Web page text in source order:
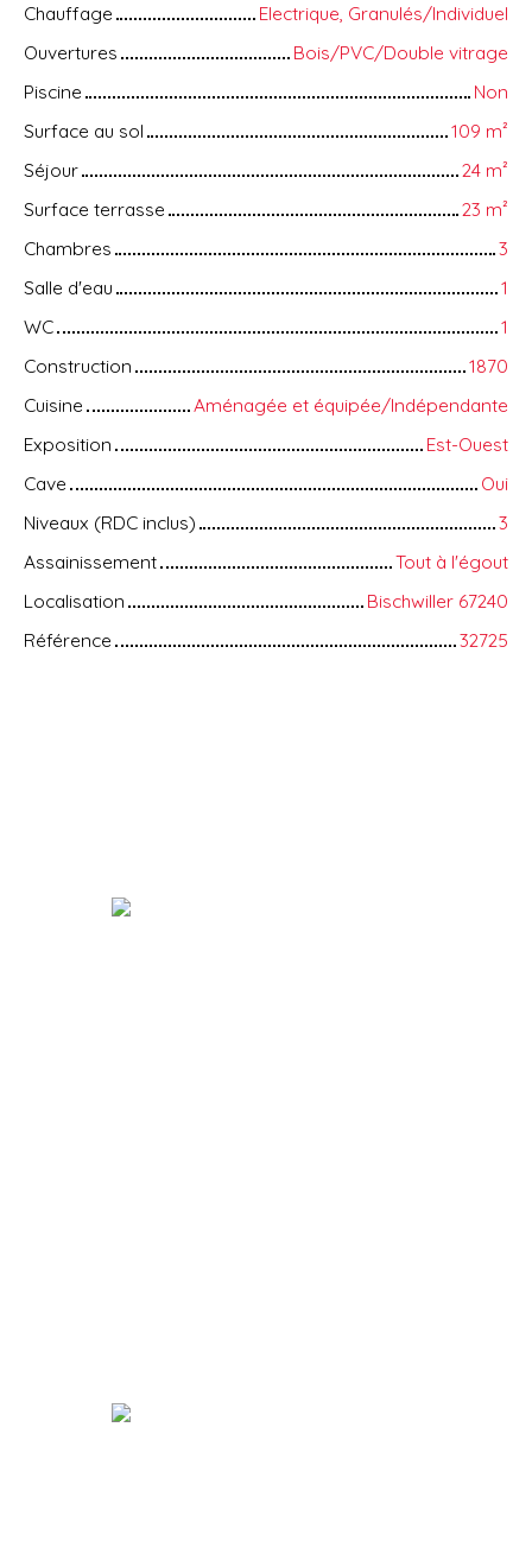
Chauffage
Electrique, Granulés/Individuel
Ouvertures
Bois/PVC/Double vitrage
Piscine
Non
Surface au sol
109 m²
Séjour
24 m²
Surface terrasse
23 m²
Chambres
3
Salle d'eau
1
WC
1
Construction
1870
Cuisine
Aménagée et équipée/Indépendante
Exposition
Est-Ouest
Cave
Oui
Niveaux (RDC inclus)
3
Assainissement
Tout à l'égout
Localisation
Bischwiller 67240
Référence
32725